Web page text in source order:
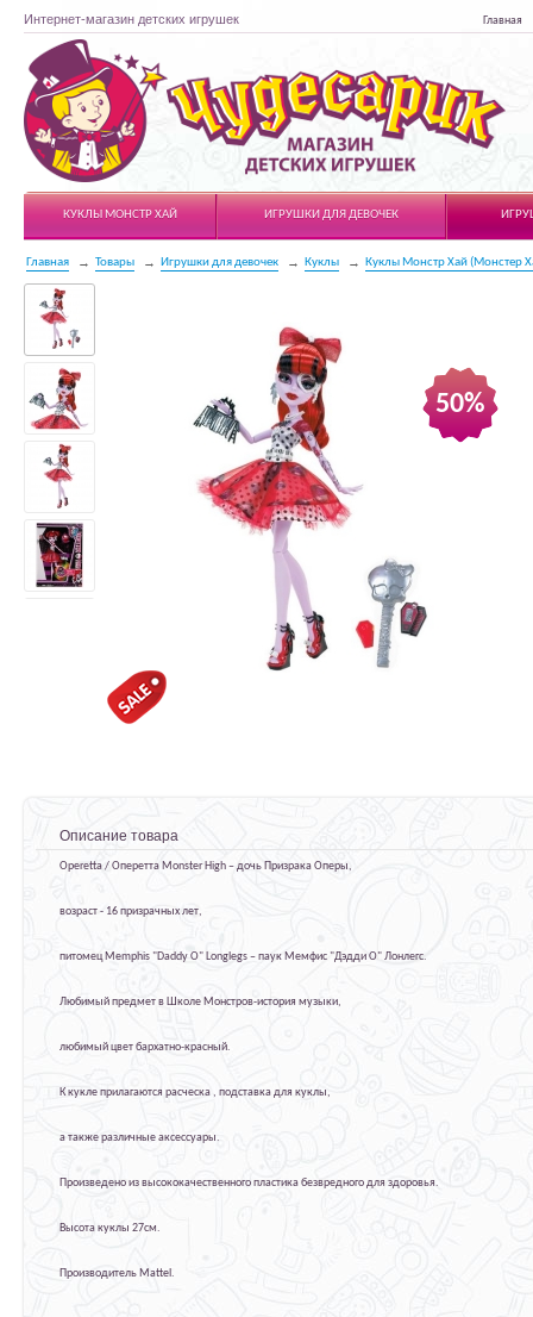
Интернет-магазин детских игрушек Главная
Чудесарик
КУКЛЫ МОНСТР ХАЙ
ИГРУШКИ ДЛЯ ДЕВОЧЕК
Главная Товары Игрушки для девочек Куклы Куклы Монстр Хай (Монстер
50%
Описание товара
Operetta / Оперетта Monster High – дочь Призрака Оперы,
возраст - 16 призрачных лет,
питомец Memphis "Daddy O" Longlegs – паук Мемфис "Дэдди О" Лонлегс.
Любимый предмет в Школе Монстров-история музыки,
любимый цвет бархатно-красный.
К кукле прилагаются расческа , подставка для куклы,
а также различные аксессуары.
Произведено из высококачественного пластика безвредного для здоровья.
Высота куклы 27см.
Производитель Mattel.